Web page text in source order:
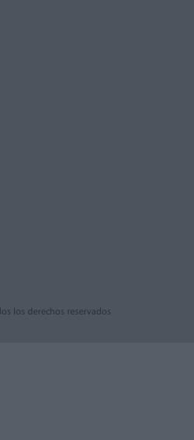
los derechos reservados